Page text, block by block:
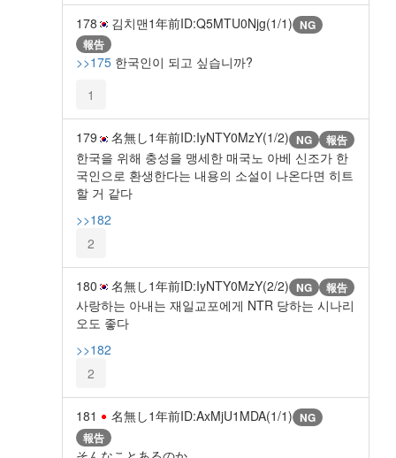
178 김치맨1年前ID:Q5MTU0Njg(1/1) NG
報告
>>175 한국인이 되고 싶습니까?
1
179 名無し1年前ID:IyNTY0MzY(1/2) NG 報告
한국을 위해 충성을 맹세한 매국노 아베 신조가 한
국인으로 환생한다는 내용의 소설이 나온다면 히트
할 거 같다
>>182
2
180 名無し1年前ID:IyNTY0MzY(2/2) NG 報告
사랑하는 아내는 재일교포에게 NTR 당하는 시나리
오도 좋다
>>182
2
181 名無し1年前ID:AxMjU1MDA(1/1) NG
報告